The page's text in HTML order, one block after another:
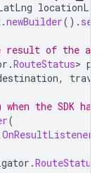
.newBuilder().
of the
.RouteStatus>
,
the SDK
(
.RouteStatus